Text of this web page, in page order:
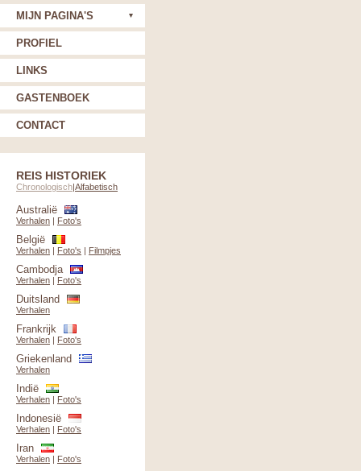
MIJN PAGINA'S
PROFIEL
LINKS
GASTENBOEK
CONTACT
REIS HISTORIEK
Chronologisch|Alfabetisch
Australië
Verhalen | Foto's
België
Verhalen | Foto's | Filmpjes
Cambodja
Verhalen | Foto's
Duitsland
Verhalen
Frankrijk
Verhalen | Foto's
Griekenland
Verhalen
Indië
Verhalen | Foto's
Indonesië
Verhalen | Foto's
Iran
Verhalen | Foto's